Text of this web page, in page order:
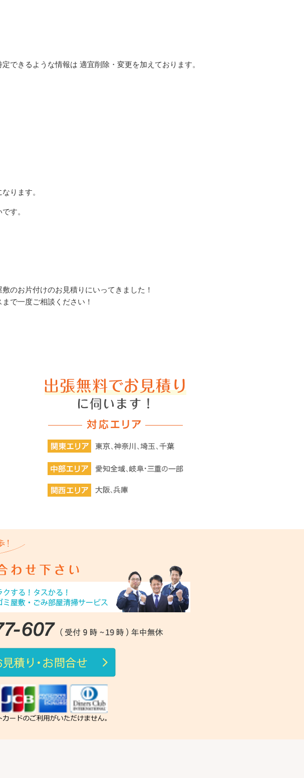
できるような情報は 適宜削除・変更を加えております。
ります。
す。
のお片付けのお見積りにいってきました！
で一度ご相談ください！